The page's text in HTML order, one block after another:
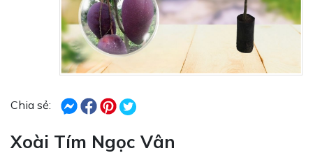
Chia sẻ:
Xoài Tím Ngọc Vân